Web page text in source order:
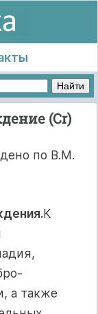
(Сr)
по В.М.
К
а также